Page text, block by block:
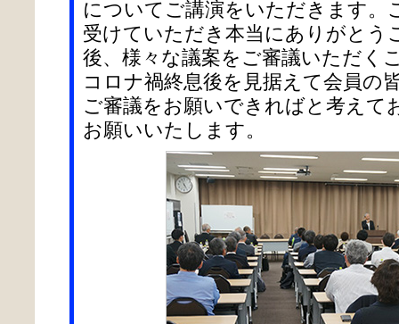
についてご講演をいただきます。
受けていただき本当にありがとう
後、様々な議案をご審議いただく
コロナ禍終息後を見据えて会員の
ご審議をお願いできればと考えて
お願いいたします。